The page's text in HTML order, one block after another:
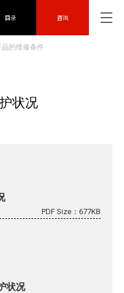
目录 咨询
品的维修条件
状况
PDF Size：677KB
状况